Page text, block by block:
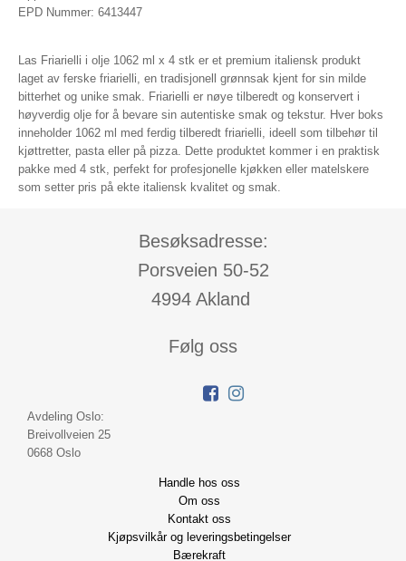
EPD Nummer: 6413447
Las Friarielli i olje 1062 ml x 4 stk er et premium italiensk produkt
laget av ferske friarielli, en tradisjonell grønnsak kjent for sin milde
bitterhet og unike smak. Friarielli er nøye tilberedt og konservert i
høyverdig olje for å bevare sin autentiske smak og tekstur. Hver boks
inneholder 1062 ml med ferdig tilberedt friarielli, ideell som tilbehør til
kjøttretter, pasta eller på pizza. Dette produktet kommer i en praktisk
pakke med 4 stk, perfekt for profesjonelle kjøkken eller matelskere
som setter pris på ekte italiensk kvalitet og smak.
Besøksadresse:
Porsveien 50-52
4994 Akland
Følg oss
Avdeling Oslo:
Breivollveien 25
0668 Oslo
Handle hos oss
Om oss
Kontakt oss
Kjøpsvilkår og leveringsbetingelser
Bærekraft